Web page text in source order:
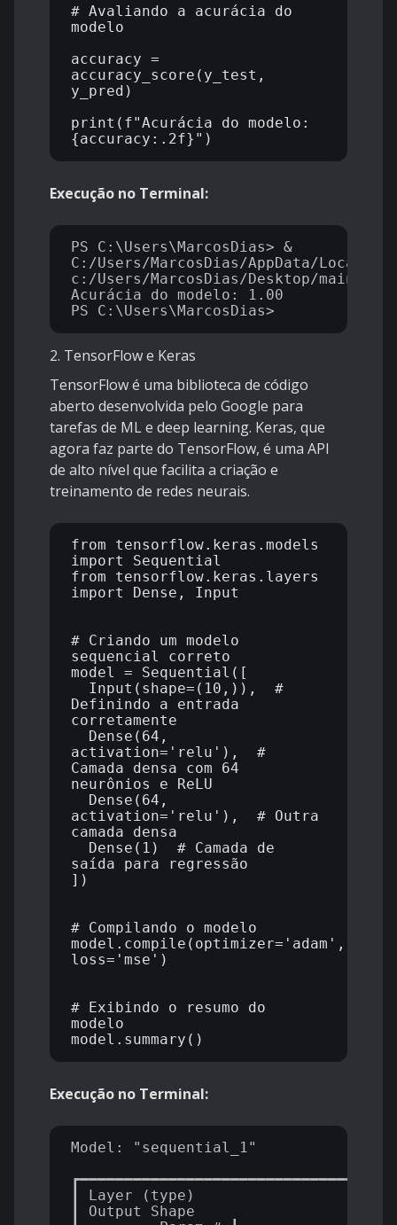
# Avaliando a acurácia do
modelo
accuracy =
accuracy_score(y_test,
y_pred)
print(f"Acurácia do modelo:
Execução no Terminal:
PS C:\Users\MarcosDias> &
C:/Users/MarcosDias/AppData/Local/
c:/Users/MarcosDias/Desktop/main.py
Acurácia do modelo: 1.00
2. TensorFlow e Keras
TensorFlow é uma biblioteca de código
aberto desenvolvida pelo Google para
tarefas de ML e deep learning. Keras, que
agora faz parte do TensorFlow, é uma API
de alto nível que facilita a criação e
treinamento de redes neurais.
from tensorflow.keras.models
import Sequential
from tensorflow.keras.layers
import Dense, Input
# Criando um modelo
sequencial correto
model = Sequential([
Input(shape=(10,)),  #
Definindo a entrada
corretamente
Dense(64,
activation='relu'),  #
Camada densa com 64
neurônios e ReLU
Dense(64,
activation='relu'),  # Outra
camada densa
Dense(1)  # Camada de
saída para regressão
])
# Compilando o modelo
model.compile(optimizer='adam',
loss='mse')
# Exibindo o resumo do
modelo
Execução no Terminal:
Model: "sequential_1"
┃ Layer (type)
┃ Output Shape